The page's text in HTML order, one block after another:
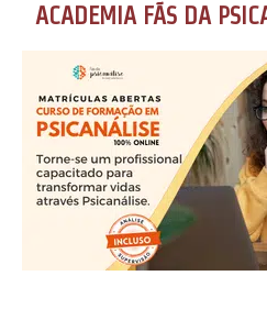
ACADEMIA FÃS DA